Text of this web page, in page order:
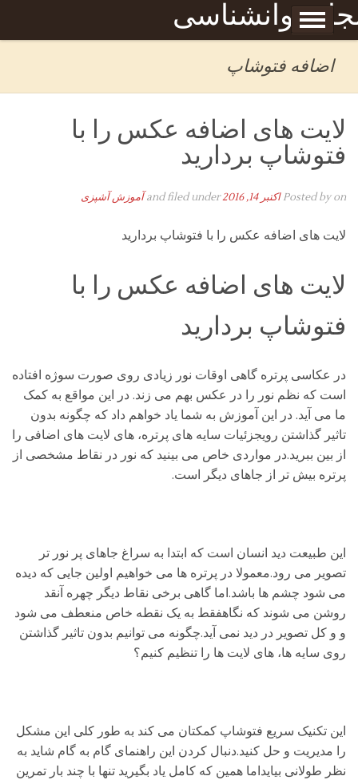
روانشناسی
Skip to content
برگه نمونه
اضافه فتوشاپ
لایت های اضافه عکس را با
فتوشاپ بردارید
Posted byon اکتبر 14, 2016 and filed under آموزش آشپزی
لایت های اضافه عکس را با فتوشاپ بردارید
لایت های اضافه عکس را با
فتوشاپ بردارید
در عکاسی پرتره گاهی اوقات نور زیادی روی صورت سوژه افتاده
است که نظم نور را در عکس بهم می زند. در این مواقع به کمک
ما می آید. در این آموزش به شما یاد خواهم داد که چگونه بدون
تاثیر گذاشتن رویجزئیات سایه های پرتره، های لایت های اضافی را
از بین ببرید.در مواردی خاص می بینید که نور در نقاط مشخصی از
پرتره بیش تر از جاهای دیگر است.
این طبیعت دید انسان است که ابتدا به سراغ جاهای پر نور تر
تصویر می رود.معمولا در پرتره ها می خواهیم اولین جایی که دیده
می شود چشم ها باشد.اما گاهی برخی نقاط دیگر چهره آنقد
روشن می شوند که نگاهفقط به یک نقطه خاص منعطف می شود
و و کل تصویر در دید نمی آید.چگونه می توانیم بدون تاثیر گذاشتن
روی سایه ها، های لایت ها را تنظیم کنیم؟
این تکنیک سریع فتوشاپ کمکتان می کند به طور کلی این مشکل
را مدیریت و حل کنید.دنبال کردن این راهنمای گام به گام شاید به
نظر طولانی بیایداما همین که کامل یاد بگیرید تنها با چند بار تمرین